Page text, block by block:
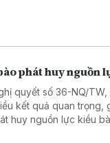
phát huy nguồn
quyết số 36-NQ/
kết quả quan trọng,
huy nguồn lực kiều